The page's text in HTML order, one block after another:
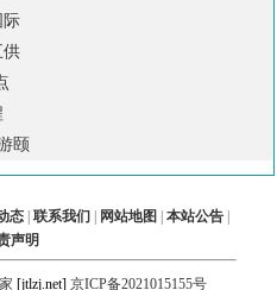
际
供
颐
态 |联系我们 | 网站地图 |本站公告 |
声明
[jtlzj.net] 京ICP备2021015155号